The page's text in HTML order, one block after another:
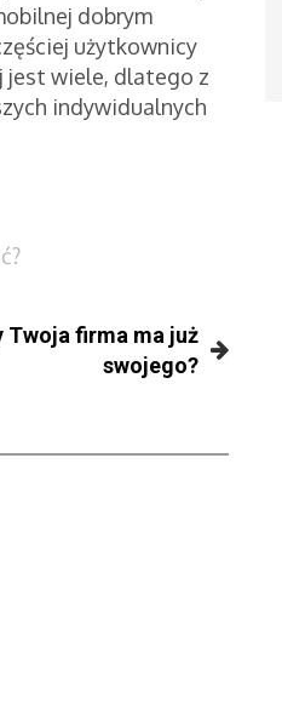
dobrym
użytkownicy
jest wiele, dlatego z
indywidualnych
Twoja firma ma już
swojego?